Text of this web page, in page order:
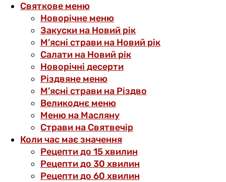
Святкове меню
Новорічне меню
Закуски на Новий рік
М’ясні страви на Новий рік
Салати на Новий рік
Новорічні десерти
Різдвяне меню
М’ясні страви на Різдво
Великоднє меню
Меню на Масляну
Страви на Святвечір
Коли час має значення
Рецепти до 15 хвилин
Рецепти до 30 хвилин
Рецепти до 60 хвилин